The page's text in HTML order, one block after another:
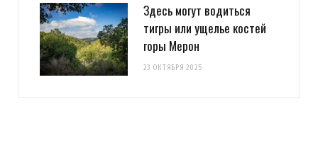
Здесь могут водиться
тигры или ущелье костей
горы Мерон
23 ОКТЯБРЯ 2025